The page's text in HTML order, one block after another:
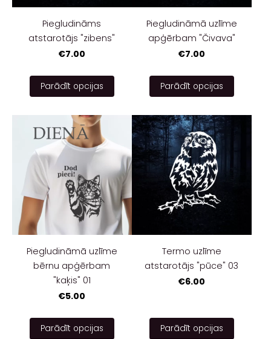
Piegludināms
atstarotājs "zibens"
€7.00
Parādīt opcijas
Piegludināmā uzlīme
apģērbam "Čivava"
€7.00
Parādīt opcijas
Piegludināmā uzlīme
bērnu apģērbam
"kaķis" 01
€5.00
Parādīt opcijas
Termo uzlīme
atstarotājs "pūce" 03
€6.00
Parādīt opcijas